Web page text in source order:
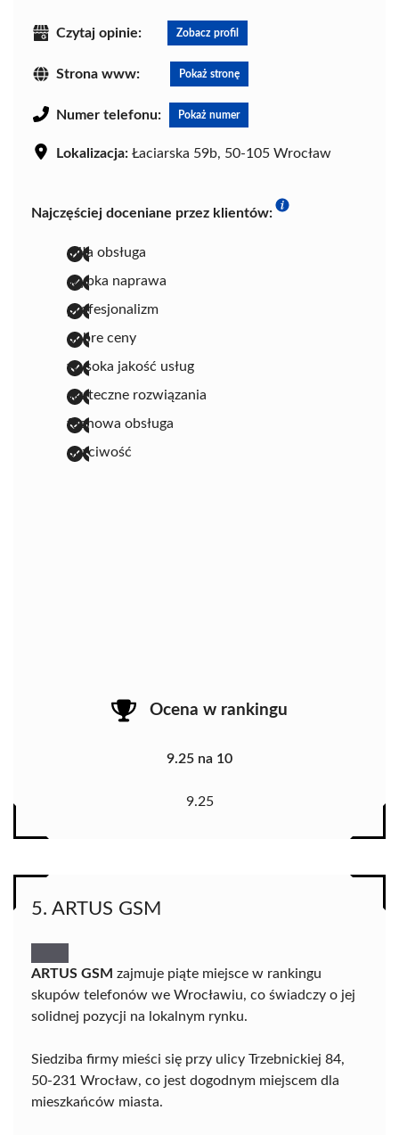
Czytaj opinie: Zobacz profil
Strona www: Pokaż stronę
Numer telefonu: Pokaż numer
Lokalizacja: Łaciarska 59b, 50-105 Wrocław
Najczęściej doceniane przez klientów:
miła obsługa
szybka naprawa
profesjonalizm
dobre ceny
wysoka jakość usług
skuteczne rozwiązania
fachowa obsługa
uczciwość
Ocena w rankingu
9.25 na 10
9.25
5. ARTUS GSM
ARTUS GSM zajmuje piąte miejsce w rankingu
skupów telefonów we Wrocławiu, co świadczy o jej
solidnej pozycji na lokalnym rynku.
Siedziba firmy mieści się przy ulicy Trzebnickiej 84,
50-231 Wrocław, co jest dogodnym miejscem dla
mieszkańców miasta.